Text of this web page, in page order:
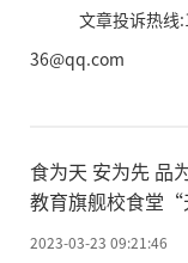
文章投诉热线
36@qq.com
食为天 安为先 品
教育旗舰校食堂“
2023-03-23 09:21:46